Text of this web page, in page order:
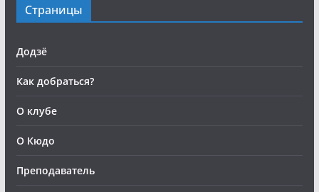
Страницы
Додзё
Как добраться?
О клубе
О Кюдо
Преподаватель